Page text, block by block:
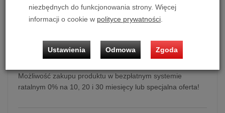
Głośnik instalacyjny Dali Phantom E-60 S
Cena dotyczy 1 szt. kolumn.
Możliwość zakupu produktu w bezpłatnym systemie
ratalnym 0% na 10, 20 i 30 miesięcy lub specjalna oferta!
niezbędnych do funkcjonowania strony. Więcej
informacji o cookie w polityce prywatności.
Ustawienia Odmowa Zgoda